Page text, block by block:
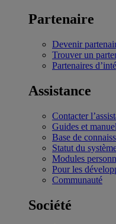
Partenaire
Devenir
Trouver un
Partenaires
Assistance
Contacter
Guides et
Base de
Statut du
Modules
Pour les
Communauté
Société